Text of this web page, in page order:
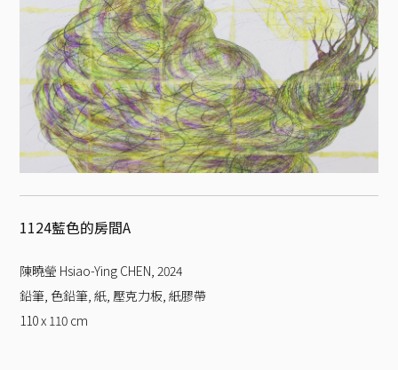
1124藍色的房間A
陳曉瑩 Hsiao-Ying CHEN, 2024
鉛筆, 色鉛筆, 紙, 壓克力板, 紙膠帶
110 x 110 cm